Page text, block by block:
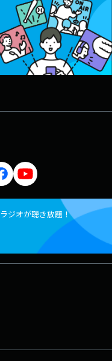
ジオが聴き放題！